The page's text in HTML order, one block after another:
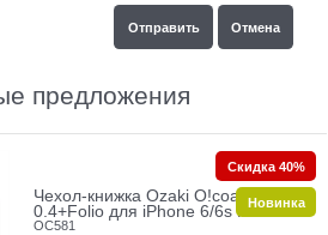
предложения
Чехол-книжка Ozaki O!coat
0.4+Folio для iPhone 6/6s Plus
OC581
Скидка 40%
Новинка